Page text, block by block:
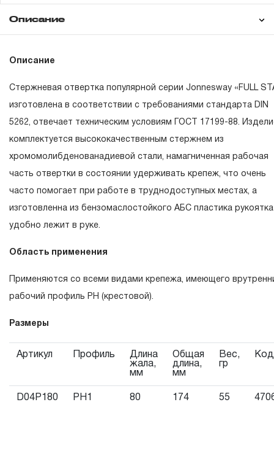
Описание
Описание
Стержневая отвертка популярной серии Jonnesway «FULL
изготовлена в соответствии с требованиями стандарта DIN
5262, отвечает техническим условиям ГОСТ 17199-88.
комплектуется высококачественным стержнем из
хромомолибденованадиевой стали, намагниченная рабочая
часть отвертки в состоянии удерживать крепеж, что очень
часто помогает при работе в труднодоступных местах, а
изготовленна из бензомаслостойкого АБС пластика рукоятка
удобно лежит в руке.
Область применения
Применяются со всеми видами крепежа, имеющего
рабочий профиль PH (крестовой).
Размеры
Артикул Профиль
Длина
жала,
мм
Общая
длина,
мм
Вес,
гр
Код
D04P180 PH1 80 174 55
Понятие «ПОЖИЗНЕННАЯ ГАРАНТИЯ».
1.1 Понятие «ПОЖИЗНЕННАЯ ГАРАНТИЯ» включает в
гарантийных обязательств в течение всего периода
эксплуатации изделия, а также замена или ремонт
вышедшего из строя инструмента, если при проведении
производитель использовал при изготовлении изделия
условии соблюдения покупателем (потребителем) правил
эксплуатации, обслуживания, транспортировки и
применяемых для ручного слесарно-монтажного
2. Понятие «ОГРАНИЧЕННАЯ ГАРАНТИЯ»